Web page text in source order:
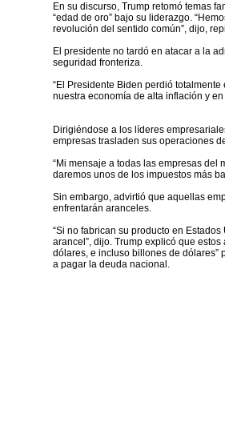
En su discurso, Trump retomó temas
“edad de oro” bajo su liderazgo.
revolución del sentido común”, dijo,
El presidente no tardó en atacar a la
seguridad fronteriza.
“El Presidente Biden perdió
nuestra economía de alta inflación y
Dirigiéndose a los líderes
empresas trasladen sus operaciones
“Mi mensaje a todas las empresas del
daremos unos de los impuestos más
Sin embargo, advirtió que aquellas
enfrentarán aranceles.
“Si no fabrican su producto en
arancel”, dijo. Trump explicó que
dólares, e incluso billones de dólares”
a pagar la deuda nacional.